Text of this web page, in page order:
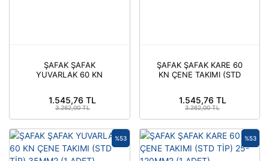
ŞAFAK ŞAFAK
YUVARLAK 60 KN
8680734719052
1.545,76 TL
3.262,00 TL
ŞAFAK ŞAFAK KARE 60
KN ÇENE TAKIMI (STD
1.545,76 TL
3.262,00 TL
%53 %53